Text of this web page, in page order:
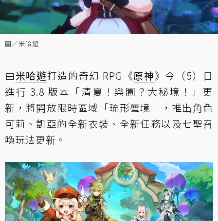
圖／米哈遊
由米哈遊打造的奇幻 RPG《原神》今（5）日
進行 3.8 版本「清夏！樂園？大秘境！」更
新，將開放限時區域「琉形蜃境」，推出角色
可莉、凱亞的全新衣裝、全新任務以及七聖召
喚玩法更新。